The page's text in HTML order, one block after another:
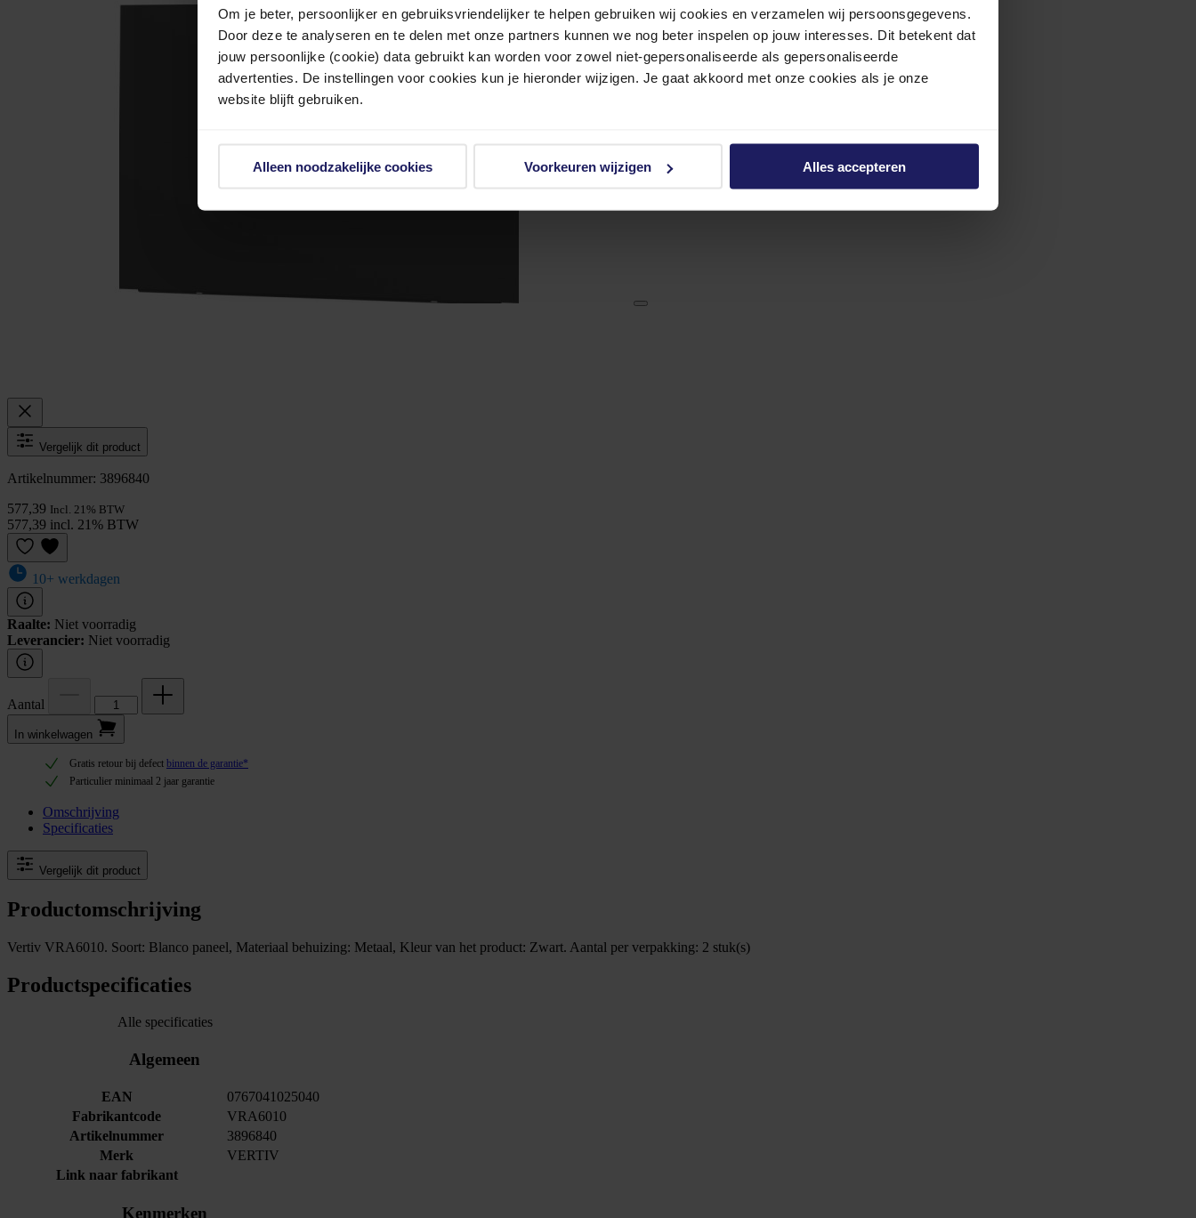
Om je beter, persoonlijker en gebruiksvriendelijker te helpen gebruiken wij cookies en verzamelen wij persoonsgegevens.
Door deze te analyseren en te delen met onze partners kunnen we nog beter inspelen op jouw interesses. Dit betekent dat
jouw persoonlijke (cookie) data gebruikt kan worden voor zowel niet-gepersonaliseerde als gepersonaliseerde
advertenties. De instellingen voor cookies kun je hieronder wijzigen. Je gaat akkoord met onze cookies als je onze
website blijft gebruiken.
Alleen noodzakelijke cookies Voorkeuren wijzigen Alles accepteren
Vergelijk dit product
Artikelnummer: 3896840
577,39 Incl. 21% BTW
577,39 incl. 21% BTW
10+ werkdagen
Raalte: Niet voorradig
Leverancier: Niet voorradig
Aantal
In winkel­wagen
Gratis retour bij defect binnen de garantie*
Particulier minimaal 2 jaar garantie
Omschrijving
Specificaties
Vergelijk dit product
Productomschrijving
Vertiv VRA6010. Soort: Blanco paneel, Materiaal behuizing: Metaal, Kleur van het product: Zwart. Aantal per verpakking: 2 stuk(s)
Productspecificaties
Alle specificaties
Algemeen
EAN
0767041025040
Fabrikantcode
VRA6010
Artikelnummer
3896840
Merk
VERTIV
Link naar fabrikant
Kenmerken